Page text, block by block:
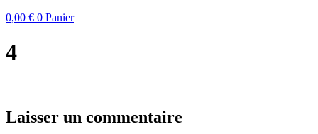
0,00 € 0 Panier
4
Laisser un commentaire